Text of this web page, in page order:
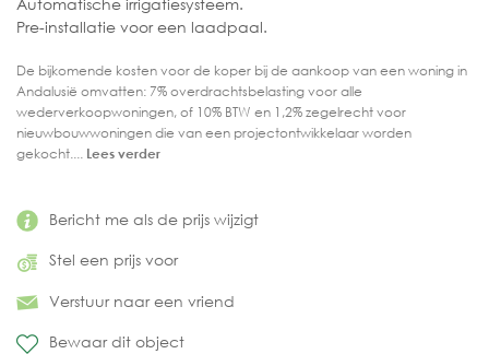
Bericht me als de prijs wijzigt
Stel een prijs voor
Verstuur naar een vriend
Bewaar dit object
Pre-installatie voor een laadpaal.
De bijkomende kosten voor de koper bij de aankoop van een woning in
Andalusië omvatten: 7% overdrachtsbelasting voor alle
wederverkoopwoningen, of 10% BTW en 1,2% zegelrecht voor
nieuwbouwwoningen die van een projectontwikkelaar worden
gekocht.... Lees verder